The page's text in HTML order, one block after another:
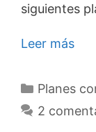
siguientes
Leer más
Planes
2